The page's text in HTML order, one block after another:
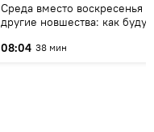
Среда вместо воскресенья и
другие новшества: как будут
08:04 38 мин